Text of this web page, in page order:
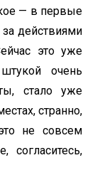
— в первые
действиями
это уже
очень
стало уже
странно,
не совсем
согласитесь,